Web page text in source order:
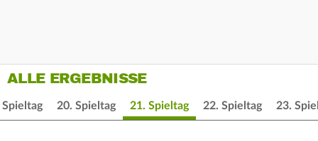
ALLE ERGEBNISSE
Spieltag 20. Spieltag 21. Spieltag 22. Spieltag 23.